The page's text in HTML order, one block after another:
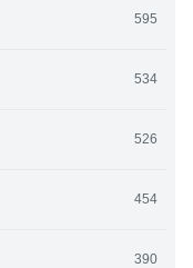
595
534
526
454
390